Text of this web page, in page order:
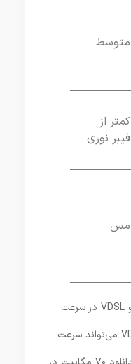
متوسط
کمتر از
فیبر نوری
مس
مهمترین فرق مودم ADSL و VDSL در سرعت
اتصال به اینترنت است. فناوری VDSL می‌تواند سرعت